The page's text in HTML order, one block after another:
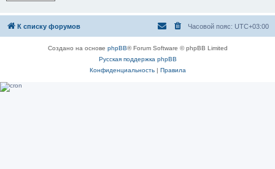
К списку форумов Часовой пояс: UTC+03:00
Создано на основе phpBB® Forum Software © phpBB Limited
Русская поддержка phpBB
Конфиденциальность| Правила